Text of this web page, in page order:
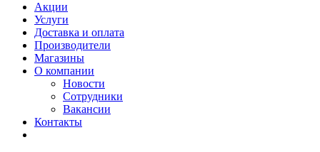
Акции
Услуги
Доставка и оплата
Производители
Магазины
О компании
Новости
Сотрудники
Вакансии
Контакты